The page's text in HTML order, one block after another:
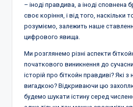
– іноді правдива, а іноді сповнена
своє коріння, і від того, наскільки
розуміємо, залежить наше
цифрового явища.
Ми розглянемо різні аспекти
початкового виникнення до
історій про біткойн правдиві? Які з
вигадкою? Відкриваючи цю
будемо шукати істину серед